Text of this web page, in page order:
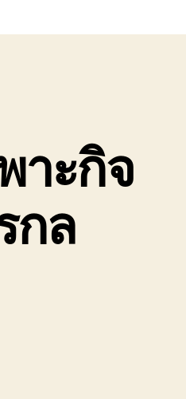
าะกิจ
กล